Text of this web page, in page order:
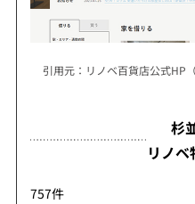
引用元：リノベ百貨店公式
杉
リノ
757件